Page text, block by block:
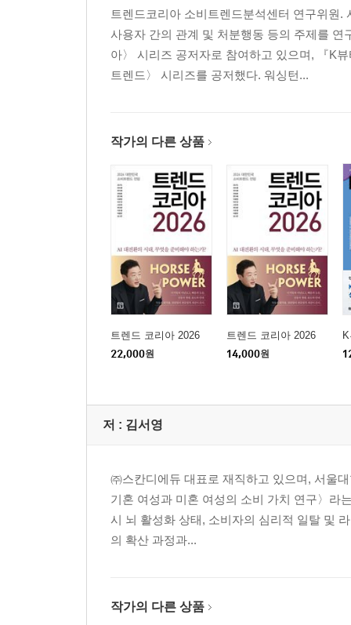
트렌드코리아 소비트렌드분석센터 연구위원.
사용자 간의 관계 및 처분행동 등의 주제를
아〉 시리즈 공저자로 참여하고 있으며, 『K
트렌드〉 시리즈를 공저했다. 워싱턴...
작가의 다른 상품
트렌드 코리아 2026
22,000원
트렌드 코리아 2026
14,000원
저 : 김서영
㈜스칸디에듀 대표로 재직하고 있으며, 서울
기혼 여성과 미혼 여성의 소비 가치 연구〉라
시 뇌 활성화 상태, 소비자의 심리적 일탈 및
의 확산 과정과...
작가의 다른 상품